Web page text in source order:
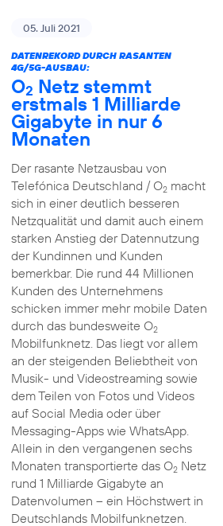
05. Juli 2021
DATENREKORD DURCH RASANTEN
4G/5G-AUSBAU:
O2 Netz stemmt
erstmals 1 Milliarde
Gigabyte in nur 6
Monaten
Der rasante Netzausbau von
Telefónica Deutschland / O2macht
sich in einer deutlich besseren
Netzqualität und damit auch einem
starken Anstieg der Datennutzung
der Kundinnen und Kunden
bemerkbar. Die rund 44 Millionen
Kunden des Unternehmens
schicken immer mehr mobile Daten
durch das bundesweite O2
Mobilfunknetz. Das liegt vor allem
an der steigenden Beliebtheit von
Musik- und Videostreaming sowie
dem Teilen von Fotos und Videos
auf Social Media oder über
Messaging-Apps wie WhatsApp.
Allein in den vergangenen sechs
Monaten transportierte das O2Netz
rund 1 Milliarde Gigabyte an
Datenvolumen – ein Höchstwert in
Deutschlands Mobilfunknetzen.